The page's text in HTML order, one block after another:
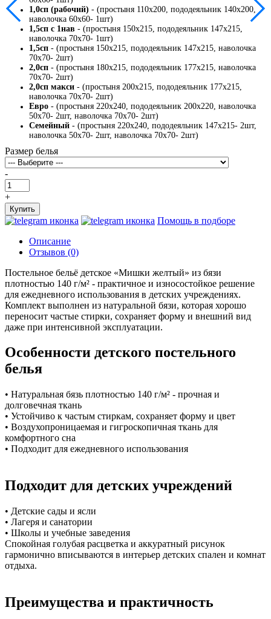
1,0сп (рабочий) - (простыня 110х200, пододеяльник 140х200,
наволочка 60х60- 1шт)
1,5сп с 1нав - (простыня 150х215, пододеяльник 147х215,
наволочка 70х70- 1шт)
1,5сп - (простыня 150х215, пододеяльник 147х215, наволочка
70х70- 2шт)
2,0сп - (простыня 180х215, пододеяльник 177х215, наволочка
70х70- 2шт)
2,0сп макси - (простыня 200х215, пододеяльник 177х215,
наволочка 70х70- 2шт)
Евро - (простыня 220х240, пододеяльник 200х220, наволочка
50х70- 2шт, наволочка 70х70- 2шт)
Семейный - (простыня 220х240, пододеяльник 147х215- 2шт,
наволочка 50х70- 2шт, наволочка 70х70- 2шт)
Размер белья
-
+
Купить
Помощь в подборе
Описание
Отзывов (0)
Постельное бельё детское «Мишки желтый» из бязи
плотностью 140 г/м² - практичное и износостойкое решение
для ежедневного использования в детских учреждениях.
Комплект выполнен из натуральной бязи, которая хорошо
переносит частые стирки, сохраняет форму и внешний вид
даже при интенсивной эксплуатации.
Особенности детского постельного
белья
• Натуральная бязь плотностью 140 г/м² - прочная и
долговечная ткань
• Устойчиво к частым стиркам, сохраняет форму и цвет
• Воздухопроницаемая и гигроскопичная ткань для
комфортного сна
• Подходит для ежедневного использования
Подходит для детских учреждений
• Детские сады и ясли
• Лагеря и санатории
• Школы и учебные заведения
Спокойная голубая расцветка и аккуратный рисунок
гармонично вписываются в интерьер детских спален и комнат
отдыха.
Преимущества и практичность